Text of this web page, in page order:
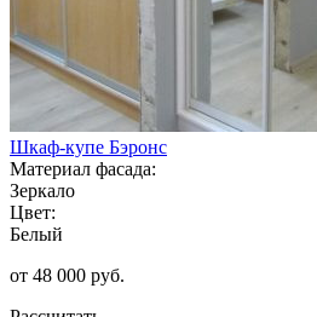
Шкаф-купе Бэронс
Материал фасада:
Зеркало
Цвет:
Белый
от 48 000 руб.